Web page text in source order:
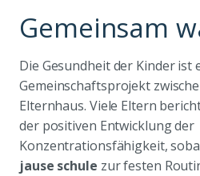
Gemeinsam
Die Gesundheit der Kinder ist
Gemeinschaftsprojekt
Elternhaus. Viele Eltern
der positiven Entwicklung der
Konzentrationsfähigkeit,
jause schule zur festen